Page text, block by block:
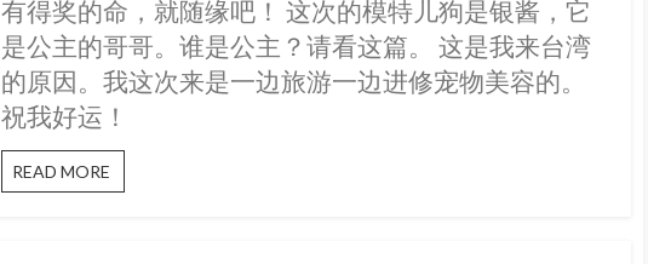
r
o
有得奖的命，就随缘吧！ 这次的模特儿狗是银酱，它
是公主的哥哥。谁是公主？请看这篇。 这是我来台湾
的原因。我这次来是一边旅游一边进修宠物美容的。
祝我好运！
READ MORE
♡